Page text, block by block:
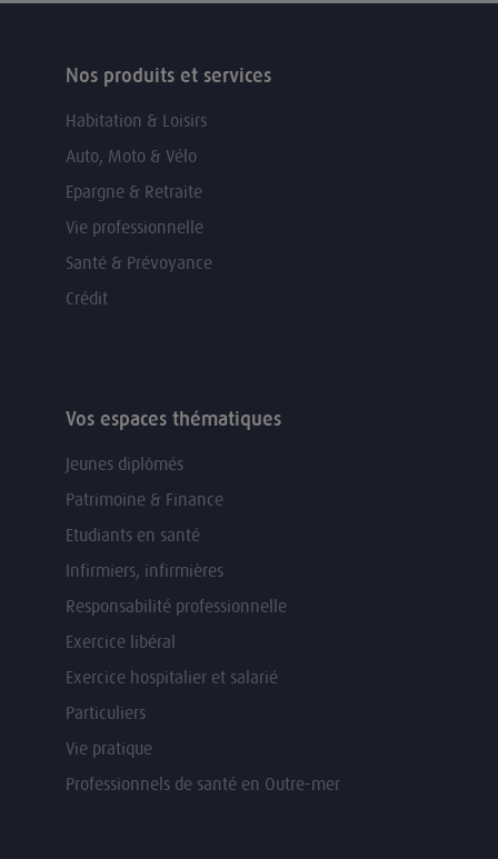
Nos produits et services
Habitation & Loisirs
Auto, Moto & Vélo
Epargne & Retraite
Vie professionnelle
Santé & Prévoyance
Crédit
Vos espaces thématiques
Jeunes diplômés
Patrimoine & Finance
Etudiants en santé
Infirmiers, infirmières
Responsabilité professionnelle
Exercice libéral
Exercice hospitalier et salarié
Particuliers
Vie pratique
Professionnels de santé en Outre-mer